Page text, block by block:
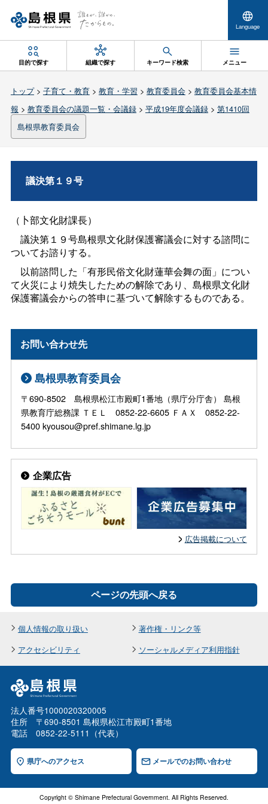
Language
目的で探す 組織で探す キーワード検索 メニュー
トップ> 子育て・教育> 教育・学習 > 教育委員会 > 教育委員会基本情
報 > 教育委員会の議題一覧・会議録> 平成19年度会議録> 第1410回
島根県教育委員会
議決第１９号
（卜部文化財課長）
議決第１９号島根県文化財保護審議会に対する諮問に
ついてお諮りする。
以前諮問した「有形民俗文化財蓮華会舞の面」につい
て火災により焼失したための解除であり、島根県文化財
保護審議会からの答申に基づいて解除するものである。
お問い合わせ先
島根県教育委員会
〒690-8502 島根県松江市殿町1番地（県庁分庁舎） 島根
県教育庁総務課 ＴＥＬ 0852-22-6605 ＦＡＸ 0852-22-
5400 kyousou@pref.shimane.lg.jp
企業広告
広告掲載について
ページの先頭へ戻る
個人情報の取り扱い
著作権・リンク等
アクセシビリティ
ソーシャルメディア利用指針
法人番号1000020320005
住所 〒690-8501 島根県松江市殿町1番地
電話 0852-22-5111（代表）
県庁へのアクセス メールでのお問い合わせ
Copyright © Shimane Prefectural Government. All Rights Reserved.